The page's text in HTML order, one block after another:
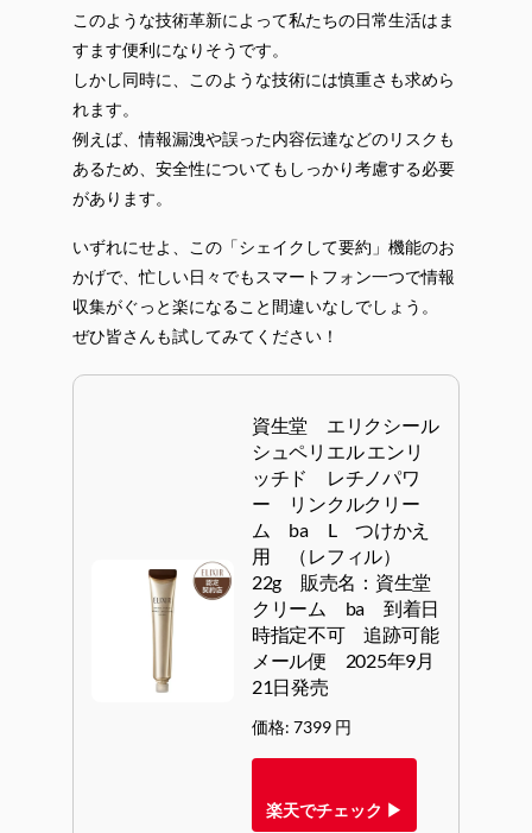
このような技術革新によって私たちの日常生活はま
すます便利になりそうです。
しかし同時に、このような技術には慎重さも求めら
れます。
例えば、情報漏洩や誤った内容伝達などのリスクも
あるため、安全性についてもしっかり考慮する必要
があります。
いずれにせよ、この「シェイクして要約」機能のお
かげで、忙しい日々でもスマートフォン一つで情報
収集がぐっと楽になること間違いなしでしょう。
ぜひ皆さんも試してみてください！
資生堂 エリクシール
シュペリエル エンリ
ッチド レチノパワ
ー リンクルクリー
ム ba L つけかえ
用 （レフィル）
22g 販売名：資生堂
クリーム ba 到着日
時指定不可 追跡可能
メール便 2025年9月
21日発売
価格: 7399 円
楽天でチェック ▶